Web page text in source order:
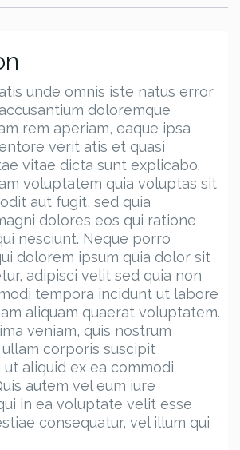
unde omnis iste natus error
doloremque
rem aperiam, eaque ipsa
verit atis et quasi
vitae dicta sunt explicabo.
voluptatem quia voluptas sit
aut fugit, sed quia
dolores eos qui ratione
nesciunt. Neque porro
dolorem ipsum quia dolor sit
adipisci velit sed quia non
tempora incidunt ut labore
aliquam quaerat voluptatem.
veniam, quis nostrum
corporis suscipit
ut aliquid ex ea commodi
autem vel eum iure
in ea voluptate velit esse
consequatur, vel illum qui